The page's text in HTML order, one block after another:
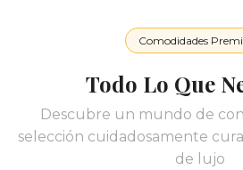
Comodidades
Todo Lo Que
Descubre un mundo de
selección cuidadosamente
de lujo